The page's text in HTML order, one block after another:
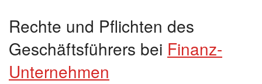
Rechte und Pflichten des
Geschäftsführers bei Finanz-
Unternehmen